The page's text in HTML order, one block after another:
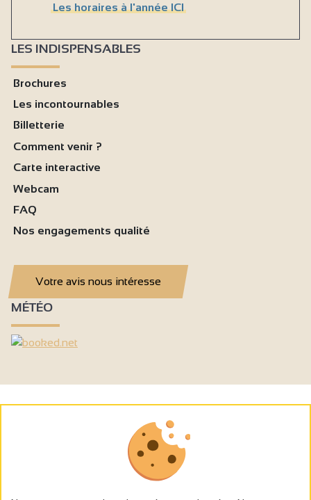
Les horaires à l'année ICI
LES INDISPENSABLES
Brochures
Les incontournables
Billetterie
Comment venir ?
Carte interactive
Webcam
FAQ
Nos engagements qualité
Votre avis nous intéresse
MÉTÉO